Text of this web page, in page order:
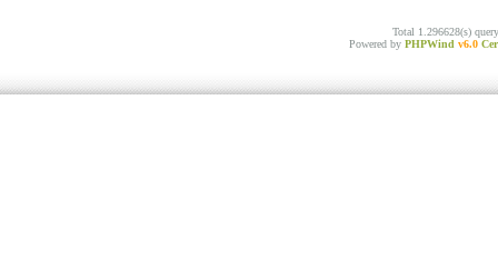
Total 1.296628(s)
Powered by PHPWind v6.0